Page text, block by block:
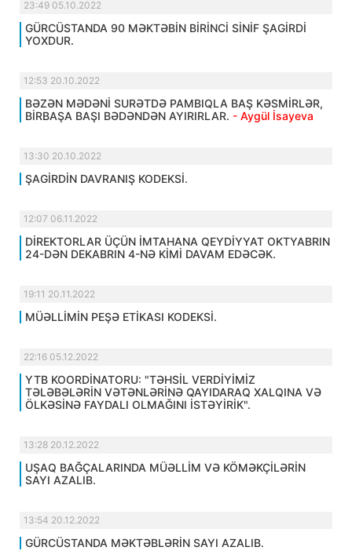
23:49 05.10.2022
GÜRCÜSTANDA 90 MƏKTƏBİN BİRİNCİ SİNİF ŞAGİRDİ
YOXDUR.
12:53 20.10.2022
BƏZƏN MƏDƏNİ SURƏTDƏ PAMBIQLA BAŞ KƏSMİRLƏR,
BİRBAŞA BAŞI BƏDƏNDƏN AYIRIRLAR. - Aygül İsayeva
13:30 20.10.2022
ŞAGİRDİN DAVRANIŞ KODEKSİ.
12:07 06.11.2022
DİREKTORLAR ÜÇÜN İMTAHANA QEYDİYYAT OKTYABRIN
24-DƏN DEKABRIN 4-NƏ KİMİ DAVAM EDƏCƏK.
19:11 20.11.2022
MÜƏLLİMİN PEŞƏ ETİKASI KODEKSİ.
22:16 05.12.2022
YTB KOORDİNATORU: "TƏHSİL VERDİYİMİZ
TƏLƏBƏLƏRİN VƏTƏNLƏRİNƏ QAYIDARAQ XALQINA VƏ
ÖLKƏSİNƏ FAYDALI OLMAĞINI İSTƏYİRİK".
13:28 20.12.2022
UŞAQ BAĞÇALARINDA MÜƏLLİM VƏ KÖMƏKÇİLƏRİN
SAYI AZALIB.
13:54 20.12.2022
GÜRCÜSTANDA MƏKTƏBLƏRİN SAYI AZALIB.